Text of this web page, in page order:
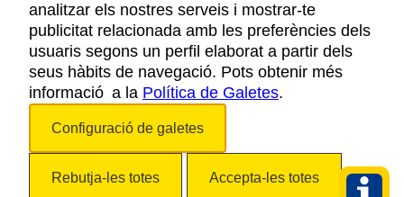
AVÍS LEGAL
POLÍTICA DE PRIVACITAT
COOKIES
ACCESSIBILITAT
analitzar els nostres serveis i mostrar-te
publicitat relacionada amb les preferències dels
usuaris segons un perfil elaborat a partir dels
seus hàbits de navegació. Pots obtenir més
informació a la Política de Galetes.
Configuració de galetes
Rebutja-les totes Accepta-les totes